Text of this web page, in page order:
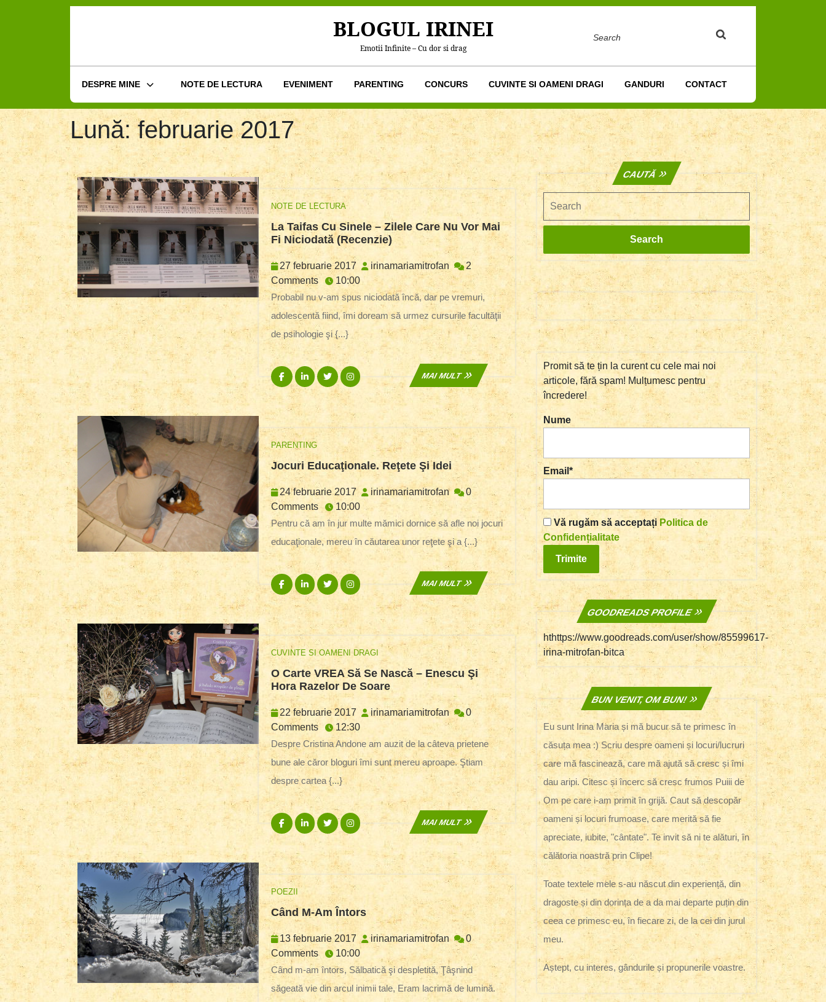
BLOGUL IRINEI
Emotii Infinite – Cu dor si drag
Search
DESPRE MINE NOTE DE LECTURA EVENIMENT PARENTING CONCURS CUVINTE SI OAMENI DRAGI GANDURI CONTACT
Lună:februarie 2017
NOTE DE LECTURA
La Taifas Cu Sinele – Zilele Care Nu Vor Mai
Fi Niciodată (recenzie)La
Taifas
Cu
Sinele
–
Zilele
Care
Nu
Vor
Mai
Niciodată
(recenzie)
27 februarie 2017
27
februarie
2017
irinamariamitrofan irinamariamitrofan
2
Comments
10:00
Probabil nu v-am spus niciodată încă, dar pe vremuri,
adolescentă fiind, îmi doream să urmez cursurile facultăţii
de psihologie şi {...}
Facebook
Linkedin
TwitterInstagram MAI MULT
MAI
MULT
PARENTING
Jocuri Educaţionale. Reţete Şi IdeiJocuri
Educaţionale.
Reţete
Şi
Idei
24 februarie 2017
24
februarie
2017
irinamariamitrofan irinamariamitrofan
0
Comments
10:00
Pentru că am în jur multe mămici dornice să afle noi jocuri
educaţionale, mereu în căutarea unor reţete şi a {...}
Facebook
Linkedin
TwitterInstagram MAI MULT
MAI
MULT
CUVINTE SI OAMENI DRAGI
O Carte VREA Să Se Nască – Enescu Şi
Hora Razelor De SoareO
Carte
VREA
Se
Nască
–
Enescu
Şi
Hora
Razelor
De
22 februarie 2017
22
februarie
2017
irinamariamitrofan irinamariamitrofan
0
Comments
12:30
Despre Cristina Andone am auzit de la câteva prietene
bune ale căror bloguri îmi sunt mereu aproape. Ştiam
despre cartea {...}
Facebook
Linkedin
TwitterInstagram MAI MULT
MAI
MULT
POEZII
Când M-Am ÎntorsCând
M-
Am
Întors
13 februarie 2017
13
februarie
2017
irinamariamitrofan irinamariamitrofan
0
Comments
10:00
Când m-am întors, Sălbatică şi despletită, Ţâşnind
săgeată vie din arcul inimii tale, Eram lacrimă de lumină.
CAUTĂ
Search
Search
Promit să te țin la curent cu cele mai noi
articole, fără spam! Mulțumesc pentru
încredere!
Nume
Email*
Vă rugăm să acceptați Politica de
Confidențialitate
GOODREADS PROFILE
hthttps://www.goodreads.com/user/show/85599617-
irina-mitrofan-bitca
BUN VENIT, OM BUN!
Eu sunt Irina Maria și mă bucur să te primesc în
căsuța mea :) Scriu despre oameni și locuri/lucruri
care mă fascinează, care mă ajută să cresc și îmi
dau aripi. Citesc și încerc să cresc frumos Puiii de
Om pe care i-am primit în grijă. Caut să descopăr
oameni și locuri frumoase, care merită să fie
apreciate, iubite, "cântate". Te invit să ni te alături, în
călătoria noastră prin Clipe!
Toate textele mele s-au născut din experiență, din
dragoste și din dorința de a da mai departe puțin din
ceea ce primesc eu, în fiecare zi, de la cei din jurul
meu.
Aștept, cu interes, gândurile și propunerile voastre.